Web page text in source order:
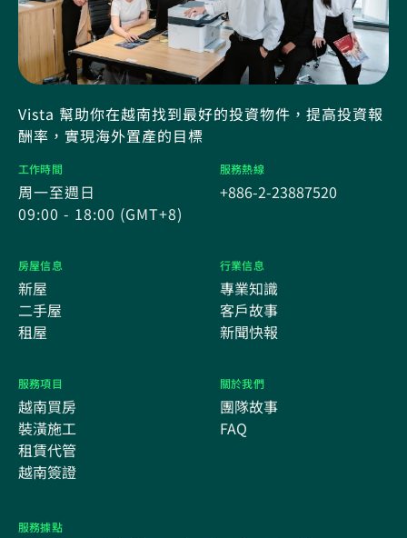
Vista 幫助你在越南找到最好的投資物件，提高投資報
酬率，實現海外置產的目標
工作時間
周一至週日
09:00 - 18:00 (GMT+8)
服務熱線
+886-2-23887520
房屋信息
新屋
二手屋
租屋
行業信息
專業知識
客戶故事
新聞快報
服務項目
越南買房
裝潢施工
租賃代管
越南簽證
關於我們
團隊故事
FAQ
服務據點